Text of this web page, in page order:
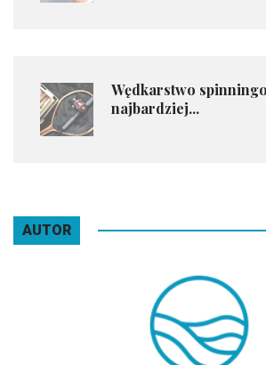
Wędkarstwo
najbardziej...
AUTOR